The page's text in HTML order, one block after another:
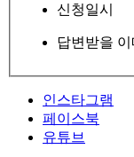
신청일시
답변받을 이
인스타그램
페이스북
유튜브